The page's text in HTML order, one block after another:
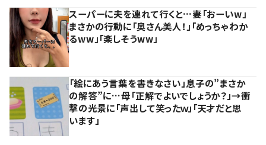
スーパーに夫を連れて行くと…妻「おーいw」
まさかの行動に「奥さん美人！」「めっちゃわか
るww」「楽しそうww」
「絵にあう言葉を書きなさい」息子の”まさか
の解答”に…母「正解でよいでしょうか？」→衝
撃の光景に「声出して笑ったｗ」「天才だと思
います」